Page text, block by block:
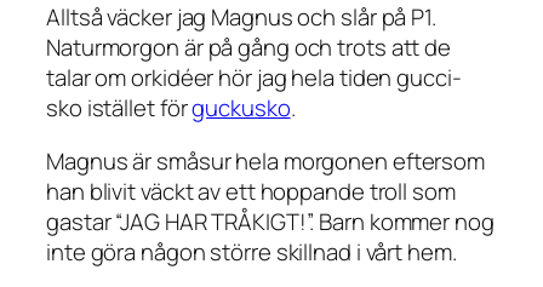
Alltså väcker jag Magnus och slår på P1.
Naturmorgon är på gång och trots att de
talar om orkidéer hör jag hela tiden gucci-
sko istället förguckusko.
Magnus är småsur hela morgonen eftersom
han blivit väckt av ett hoppande troll som
gastar “JAG HAR TRÅKIGT!”. Barn kommer nog
inte göra någon större skillnad i vårt hem.